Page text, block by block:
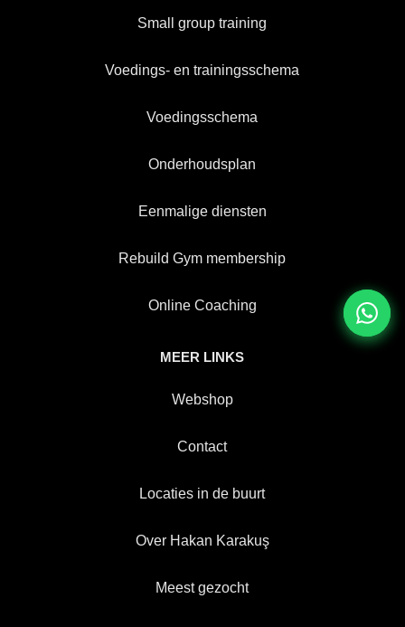
Small group training
Voedings- en trainingsschema
Voedingsschema
Onderhoudsplan
Eenmalige diensten
Rebuild Gym membership
Online Coaching
MEER LINKS
Webshop
Contact
Locaties in de buurt
Over Hakan Karakuş
Meest gezocht